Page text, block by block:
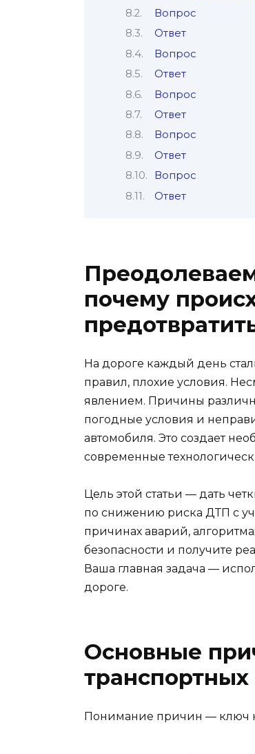
Вопрос
Ответ
Вопрос
Ответ
Вопрос
Ответ
Вопрос
Ответ
Вопрос
Ответ
почему
На дороге каждый день
правил, плохие условия.
явлением. Причины
погодные условия и
автомобиля. Это создает
современные
Цель этой статьи — дать
по снижению риска ДТП с
причинах аварий,
безопасности и получите
Ваша главная задача —
дороге.
Основные
Понимание причин — ключ